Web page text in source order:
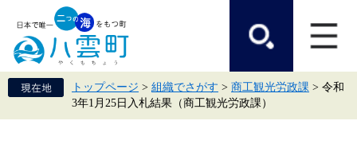
頭
で
飛
ば
て
トップページ > 組織でさがす > 商工観光労政課 > 令和
3年1月25日入札結果（商工観光労政課）